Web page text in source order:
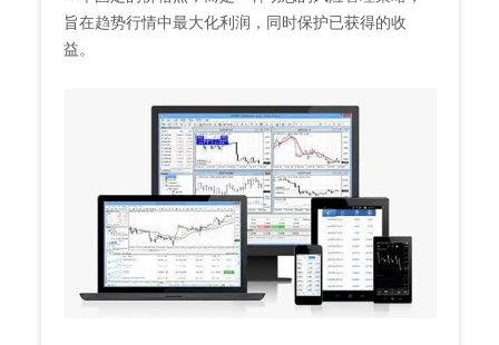
旨在趋势行情中最大化利润，同时保护已获得的收
益。